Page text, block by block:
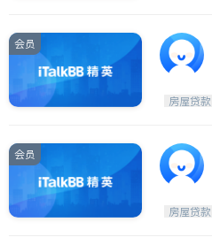
会员
房屋贷款
会员
房屋贷款